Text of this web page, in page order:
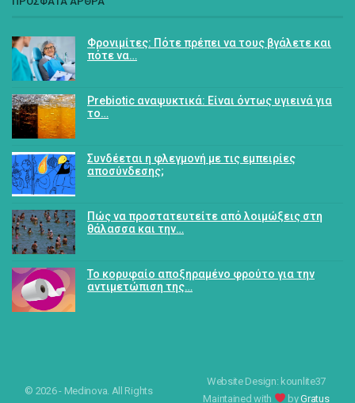
Φρονιμίτες: Πότε πρέπει να τους βγάλετε και
πότε να…
Prebiotic αναψυκτικά: Είναι όντως υγιεινά για
το…
Συνδέεται η φλεγμονή με τις εμπειρίες
αποσύνδεσης;
Πώς να προστατευτείτε από λοιμώξεις στη
θάλασσα και την…
Το κορυφαίο αποξηραμένο φρούτο για την
αντιμετώπιση της…
© 2026 - Medinova. All Rights
Website Design: kounlite37
Maintained with
byGratus